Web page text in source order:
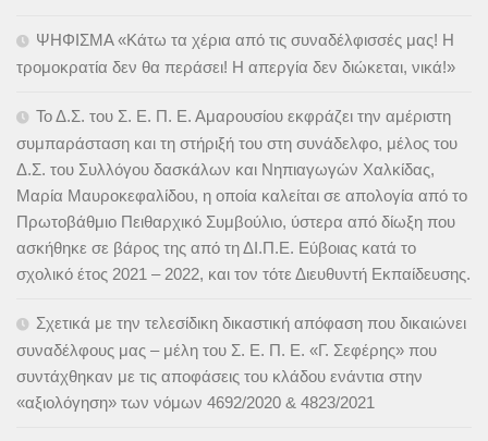
ΨΗΦΙΣΜΑ «Κάτω τα χέρια από τις συναδέλφισσές μας! Η
τρομοκρατία δεν θα περάσει! Η απεργία δεν διώκεται, νικά!»
Το Δ.Σ. του Σ. Ε. Π. Ε. Αμαρουσίου εκφράζει την αμέριστη
συμπαράσταση και τη στήριξή του στη συνάδελφο, μέλος του
Δ.Σ. του Συλλόγου δασκάλων και Νηπιαγωγών Χαλκίδας,
Μαρία Μαυροκεφαλίδου, η οποία καλείται σε απολογία από το
Πρωτοβάθμιο Πειθαρχικό Συμβούλιο, ύστερα από δίωξη που
ασκήθηκε σε βάρος της από τη ΔΙ.Π.Ε. Εύβοιας κατά το
σχολικό έτος 2021 – 2022, και τον τότε Διευθυντή Εκπαίδευσης.
Σχετικά με την τελεσίδικη δικαστική απόφαση που δικαιώνει
συναδέλφους μας – μέλη του Σ. Ε. Π. Ε. «Γ. Σεφέρης» που
συντάχθηκαν με τις αποφάσεις του κλάδου ενάντια στην
«αξιολόγηση» των νόμων 4692/2020 & 4823/2021